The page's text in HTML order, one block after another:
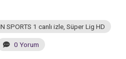
SPORTS 1 canlı izle Süper Lig HD
0 Yorum